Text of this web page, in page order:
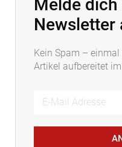
Melde
Newsletter
Kein Spam –
Artikel aufbereitet